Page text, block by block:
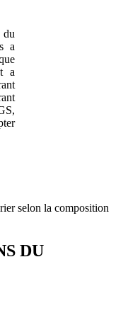
du
a
a
selon la composition
DU